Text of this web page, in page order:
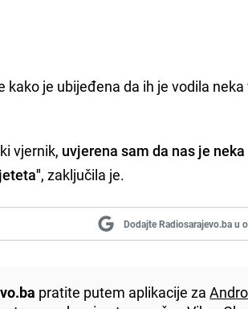
kako je ubijeđena da ih je vodila
vjernik, uvjerena sam da nas je
, zaključila je.
Dodajte Radiosarajevo.ba u
pratite putem aplikacije za